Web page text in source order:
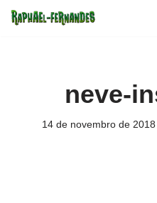
neve-
14 de novembro de 2018